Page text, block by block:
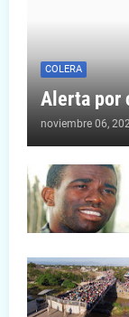
COLERA
Alerta por
noviembre 06,